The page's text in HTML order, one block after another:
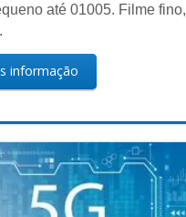
até 01005. Filme fino,
informação